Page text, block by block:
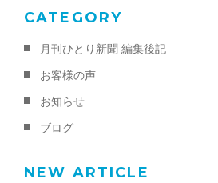
CATEGORY
月刊ひとり新聞 編集後記
お客様の声
お知らせ
ブログ
NEW ARTICLE